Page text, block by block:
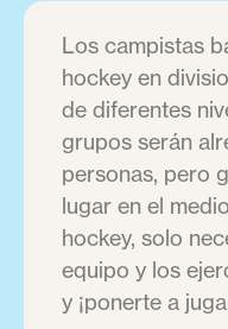
Los campistas
hockey en
de diferentes
grupos serán
personas, pero
lugar en el
hockey, solo
equipo y los
y ¡ponerte a